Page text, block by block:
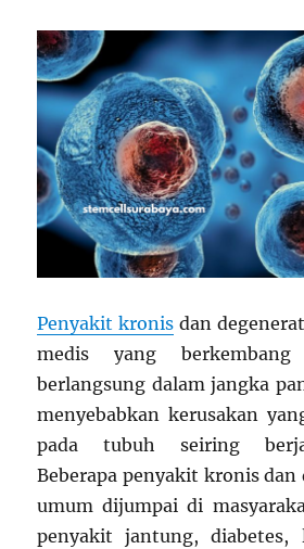
Penyakit kronis dan
medis yang
berlangsung dalam jangka
menyebabkan kerusakan
pada tubuh seiring
Beberapa penyakit kronis
umum dijumpai di
penyakit jantung, diabetes,